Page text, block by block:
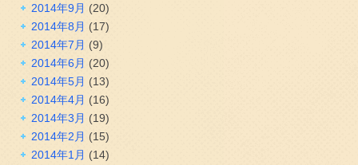
2014年9月 (20)
2014年8月 (17)
2014年7月 (9)
2014年6月 (20)
2014年5月 (13)
2014年4月 (16)
2014年3月 (19)
2014年2月 (15)
2014年1月 (14)